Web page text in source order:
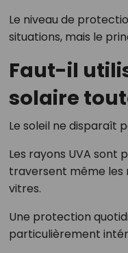
Le niveau de
situations, mais le
Faut-il
solaire
Le soleil ne disparaît
Les rayons UVA sont
traversent même les
vitres.
Une protection
particulièrement